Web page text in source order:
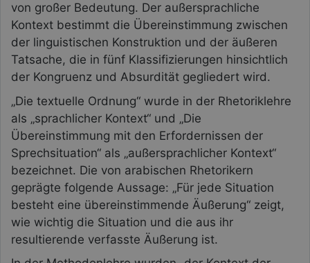
von großer Bedeutung. Der außersprachliche
Kontext bestimmt die Übereinstimmung zwischen
der linguistischen Konstruktion und der äußeren
Tatsache, die in fünf Klassifizierungen hinsichtlich
der Kongruenz und Absurdität gegliedert wird.
„Die textuelle Ordnung“ wurde in der Rhetoriklehre
als „sprachlicher Kontext“ und „Die
Übereinstimmung mit den Erfordernissen der
Sprechsituation“ als „außersprachlicher Kontext“
bezeichnet. Die von arabischen Rhetorikern
geprägte folgende Aussage: „Für jede Situation
besteht eine übereinstimmende Äußerung“ zeigt,
wie wichtig die Situation und die aus ihr
resultierende verfasste Äußerung ist.